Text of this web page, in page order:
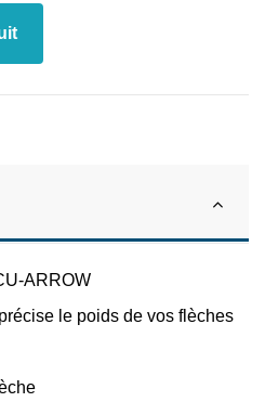
ARROW
le poids de vos flèches